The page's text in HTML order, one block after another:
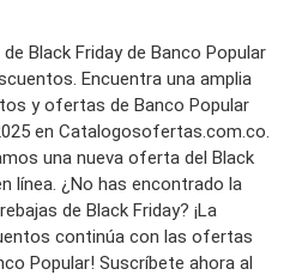
Black Friday de Banco Popular
Encuentra una amplia
y ofertas de Banco Popular
en Catalogosofertas.com.co.
una nueva oferta del Black
línea. ¿No has encontrado la
de Black Friday? ¡La
continúa con las ofertas
Popular! Suscríbete ahora al